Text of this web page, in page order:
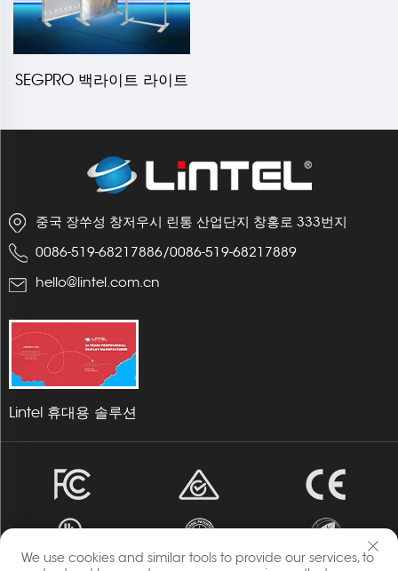
SEGPRO 백라이트 라이트
중국 장쑤성 창저우시 린통 산업단지 창홍로 333번지
0086-519-68217886/0086-519-68217889
hello@lintel.com.cn
Lintel 휴대용 솔루션
We use cookies and similar tools to provide our services, to